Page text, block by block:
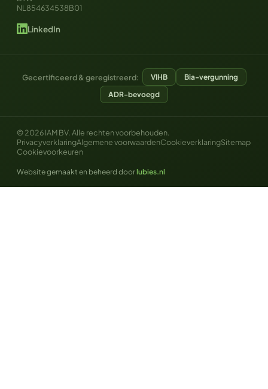
NL854634538B01
LinkedIn
Gecertificeerd & geregistreerd: VIHB
Bia-vergunning
ADR-bevoegd
© 2026 IAM BV. Alle rechten voorbehouden.
PrivacyverklaringAlgemene voorwaardenCookieverklaringSitemap
Cookievoorkeuren
Website gemaakt en beheerd doorlubies.nl